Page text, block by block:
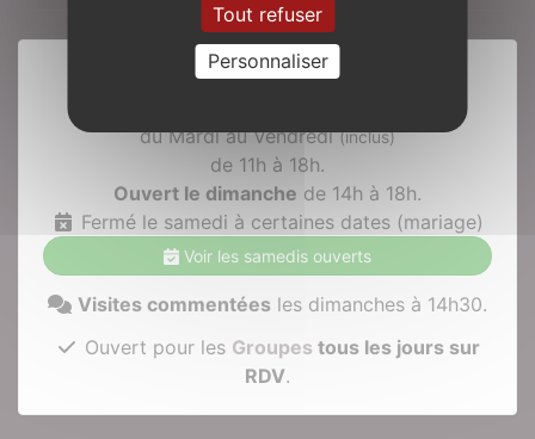
Horaires du 28 mars au 8 nov. 2026
du Mardi au Vendredi(inclus)
de 11h à 18h.
Ouvert le dimanche de 14h à 18h.
Fermé le samedi à certaines dates (mariage)
Voir les samedis ouverts
Visites commentées les dimanches à 14h30.
Ouvert pour les Groupes tous les jours sur
RDV.
Tout refuser
Personnaliser